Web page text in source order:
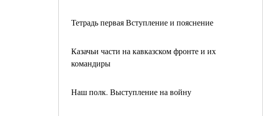
Тетрадь первая Вступление и пояснение
Казачьи части на кавказском фронте и их
командиры
Наш полк. Выступление на войну